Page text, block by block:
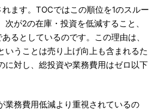
ます。TOCではこの順位を1のスルー
次が2の在庫・投資を低減すること、
るとしているのです。この理由は、
いうことは売り上げ向上も含まれるた
に対し、総投資や業務費用はゼロ以下
務費用低減より重視されているの